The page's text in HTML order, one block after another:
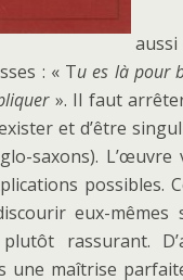
: « Tu es là pour
». Il faut
et d’être
saxons). L’œuvre
possibles.
eux-
rassurant.
une maîtrise